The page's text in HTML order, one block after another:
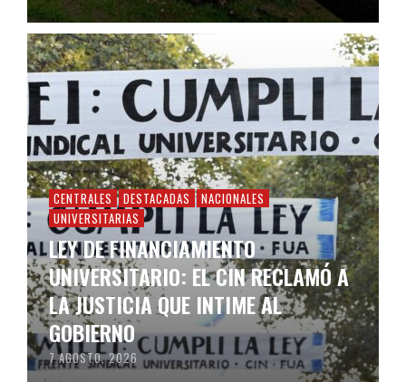
CENTRALES DESTACADAS
NACIONALES
UNIVERSITARIAS
LEY DE FINANCIAMIENTO
UNIVERSITARIO: EL CIN RECLAMÓ A
LA JUSTICIA QUE INTIME AL
GOBIERNO
7 AGOSTO, 2026